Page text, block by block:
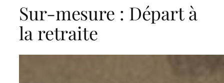
Sur-mesure : Départ à
la retraite